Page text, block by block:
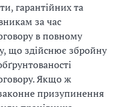
гарантійних та
за час
в повному
що здійснює збройну
Якщо ж
призупинення